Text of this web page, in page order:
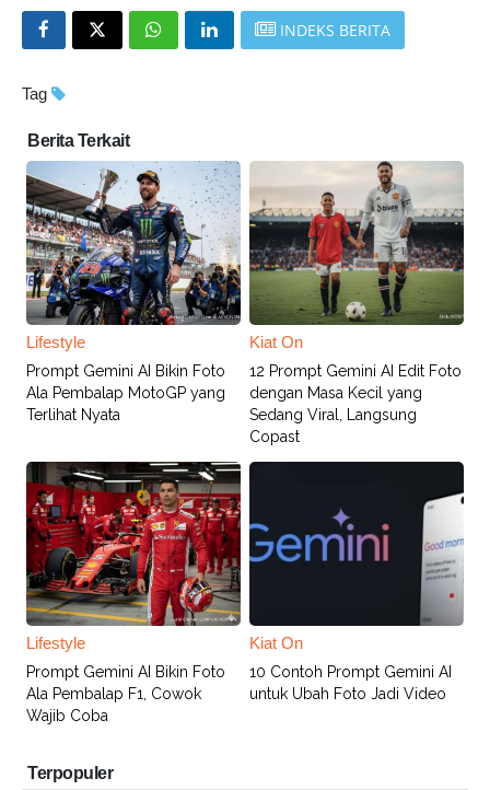
INDEKS BERITA
Tag
Berita Terkait
Lifestyle
Prompt Gemini AI Bikin Foto
Ala Pembalap MotoGP yang
Terlihat Nyata
Kiat On
12 Prompt Gemini AI Edit Foto
dengan Masa Kecil yang
Sedang Viral, Langsung
Copast
Lifestyle
Prompt Gemini AI Bikin Foto
Ala Pembalap F1, Cowok
Wajib Coba
Kiat On
10 Contoh Prompt Gemini AI
untuk Ubah Foto Jadi Video
Terpopuler